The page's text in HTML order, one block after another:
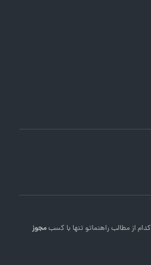
راهنماتو تنها با کسبمجوز